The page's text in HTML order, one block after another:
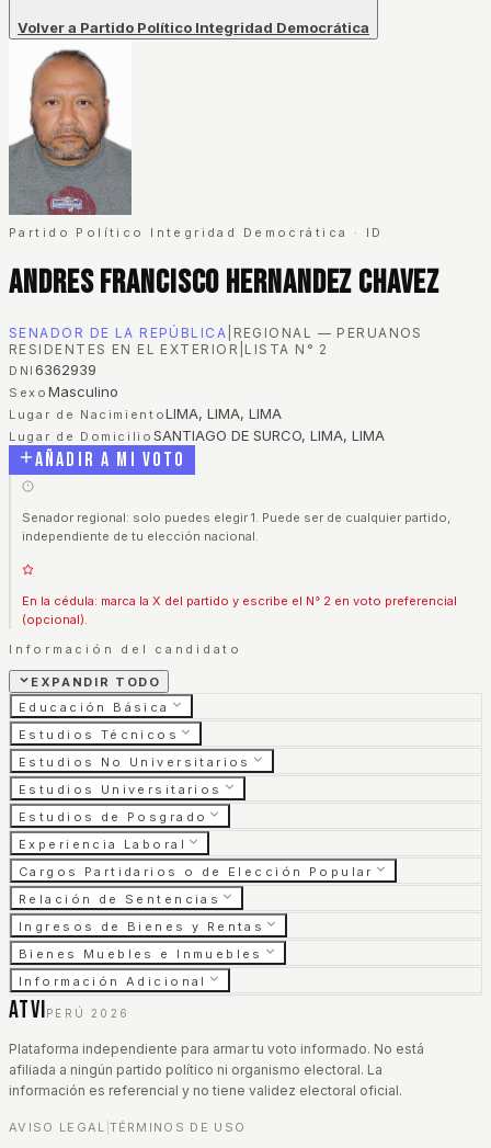
Volver a Partido Político Integridad Democrática
Partido Político Integridad Democrática · ID
Andres Francisco Hernandez Chavez
SENADOR DE LA REPÚBLICA REGIONAL — PERUANOS
RESIDENTES EN EL EXTERIOR LISTA N° 2
DNI 6362939
Sexo Masculino
Lugar de NacimientoLIMA, LIMA, LIMA
Lugar de Domicilio SANTIAGO DE SURCO, LIMA, LIMA
Añadir a mi voto
Senador regional: solo puedes elegir 1. Puede ser de cualquier partido,
independiente de tu elección nacional.
En la cédula: marca la X del partido y escribe el N° 2 en voto preferencial
(opcional).
Información del candidato
EXPANDIR TODO
Educación Básica
Estudios Técnicos
Estudios No Universitarios
Estudios Universitarios
Estudios de Posgrado
Experiencia Laboral
Cargos Partidarios o de Elección Popular
Relación de Sentencias
Ingresos de Bienes y Rentas
Bienes Muebles e Inmuebles
Información Adicional
ATVI PERÚ 2026
Plataforma independiente para armar tu voto informado. No está
afiliada a ningún partido político ni organismo electoral. La
información es referencial y no tiene validez electoral oficial.
AVISO LEGAL TÉRMINOS DE USO